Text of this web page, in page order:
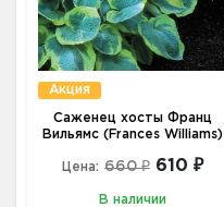
Акция
Саженец хосты Франц
Вильямс (Frances Williams)
Цена: 660 ₽ 610 ₽
В наличии